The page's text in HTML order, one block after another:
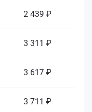
2 439 ₽
3 311 ₽
3 617 ₽
3 711 ₽